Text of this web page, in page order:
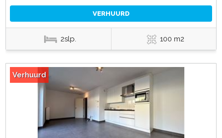
VERHUURD
2slp. 100 m2
Verhuurd